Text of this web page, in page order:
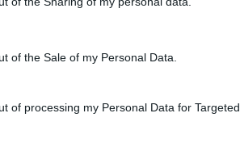
of the Sale of my Personal Data.
of processing my Personal Data for Targeted